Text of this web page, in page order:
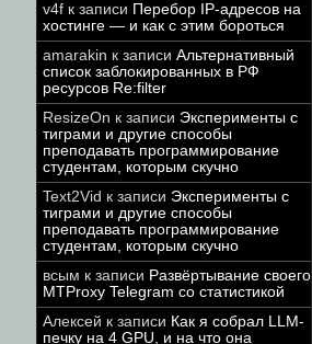
v4f к записи Перебор IP-адресов на
хостинге — и как с этим бороться
amarakin к записи Альтернативный
список заблокированных в РФ
ресурсов Re:filter
ResizeOn к записи Эксперименты с
тиграми и другие способы
преподавать программирование
студентам, которым скучно
Text2Vid к записи Эксперименты с
тиграми и другие способы
преподавать программирование
студентам, которым скучно
всым к записи Развёртывание своего
MTProxy Telegram со статистикой
Алексей к записи Как я собрал LLM-
печку на 4 GPU, и на что она